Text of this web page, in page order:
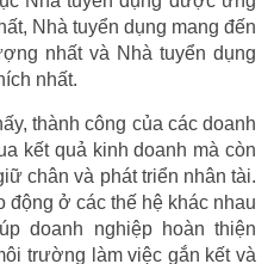
Nhà tuyển dụng mang đến
nhất và Nhà tuyển dụng
nhất.
thành công của các doanh
kết quả kinh doanh mà còn
chân và phát triển nhân tài.
ở các thế hệ khác nhau
doanh nghiệp hoàn thiện
trường làm việc gắn kết và